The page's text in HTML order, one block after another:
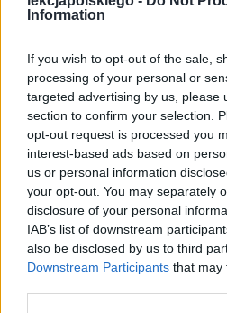
Information
If you wish to opt-out of the sale,
processing of your personal or
targeted advertising by us, please
section to confirm your selection.
opt-out request is processed you
interest-based ads based on
us or personal information
your opt-out. You may separately
disclosure of your personal
IAB’s list of downstream
also be disclosed by us to third
Downstream Participants that may
Można uznać, że twórca
niedługim czasie
ciężkie walki.
Tagi
Władysław
Cechy twórczości
Broniewskiego